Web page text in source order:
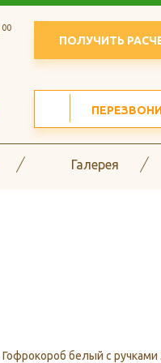
00
ПОЛУЧИТЬ
Галерея
Гофрокороб белый с ручками